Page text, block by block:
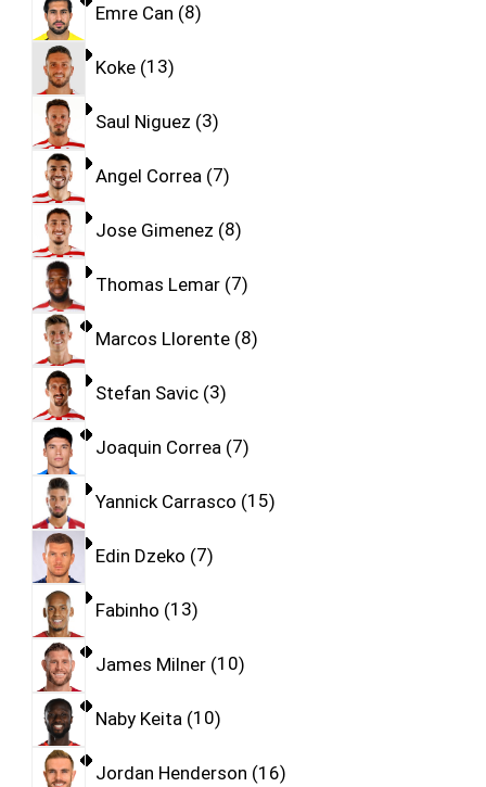
Emre Can 8
Koke 13
Saul Niguez 3
Angel Correa 7
Jose Gimenez 8
Thomas Lemar 7
Marcos Llorente 8
Stefan Savic 3
Joaquin Correa 7
Yannick Carrasco 15
Edin Dzeko 7
Fabinho 13
James Milner 10
Naby Keita 10
Jordan Henderson 16